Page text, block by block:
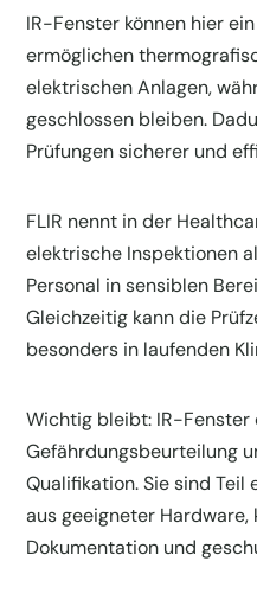
IR-Fenster können hier
ermöglichen
elektrischen Anlagen,
geschlossen bleiben.
Prüfungen sicherer und
FLIR nennt in der
elektrische Inspektionen
Personal in sensiblen
Gleichzeitig kann die
besonders in laufenden
Wichtig bleibt: IR-Fenster
Gefährdungsbeurteilung
Qualifikation. Sie sind Teil
aus geeigneter Hardware,
Dokumentation und